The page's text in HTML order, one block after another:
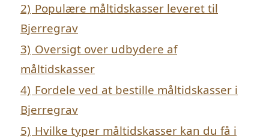
2) Populære måltidskasser leveret til
Bjerregrav
3) Oversigt over udbydere af
måltidskasser
4) Fordele ved at bestille måltidskasser i
Bjerregrav
5) Hvilke typer måltidskasser kan du få i